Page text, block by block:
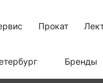
Прокат
Бренды